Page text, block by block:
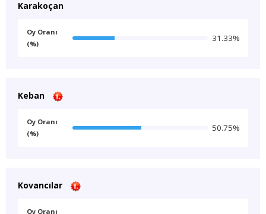
Karakoçan
Oy Oranı
(%)
31.33%
Keban
Oy Oranı
(%)
50.75%
Kovancılar
Oy Oranı